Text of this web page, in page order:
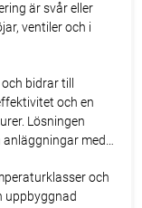
är svår eller
ventiler och i
bidrar till
och en
Lösningen
med
och
uppbyggnad